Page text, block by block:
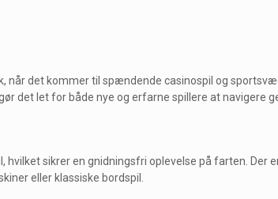
det kommer til spændende casinospil og
det let for både nye og erfarne spillere at navigere
sikrer en gnidningsfri oplevelse på farten. Der
eller klassiske bordspil.